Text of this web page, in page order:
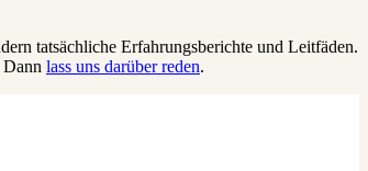
tatsächliche Erfahrungsberichte und Leitfäden.
lass uns darüber reden.